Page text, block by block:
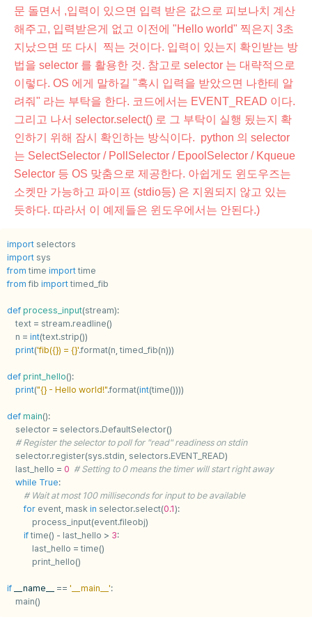
문 돌면서 ,입력이 있으면 입력 받은 값으로 피보나치 계산
해주고, 입력받은게 없고 이전에 "Hello world" 찍은지 3초
지났으면 또 다시 찍는 것이다. 입력이 있는지 확인받는 방
법을 selector 를 활용한 것. 참고로 selector 는 대략적으로
이렇다. OS 에게 말하길 "혹시 입력을 받았으면 나한테 알
려줘" 라는 부탁을 한다. 코드에서는 EVENT_READ 이다.
그리고 나서 selector.select() 로 그 부탁이 실행 됬는지 확
인하기 위해 잠시 확인하는 방식이다. python 의 selector
는 SelectSelector / PollSelector / EpoolSelector / Kqueue
Selector 등 OS 맞춤으로 제공한다. 아쉽게도 윈도우즈는
소켓만 가능하고 파이프 (stdio등) 은 지원되지 않고 있는
듯하다. 따라서 이 예제들은 윈도우에서는 안된다.)
import selectors
import sys
from time import time
from fib import timed_fib
def process_input(stream):
text = stream.readline()
n = int(text.strip())
print('fib({}) = {}'.format(n timed_fib(n)))
def print_hello():
print("{} - Hello world!".format(int(time())))
def main():
selector = selectors.DefaultSelector()
# Register the selector to poll for "read" readiness on stdin
selector.register(sys.stdin selectors.EVENT_READ)
last_hello = 0 # Setting to 0 means the timer will start right away
while True:
# Wait at most 100 milliseconds for input to be available
for event, mask in selector.select(0.1):
process_input(event.fileobj)
if time() - last_hello > 3:
last_hello = time()
print_hello()
if __name__ == '__main__':
main()